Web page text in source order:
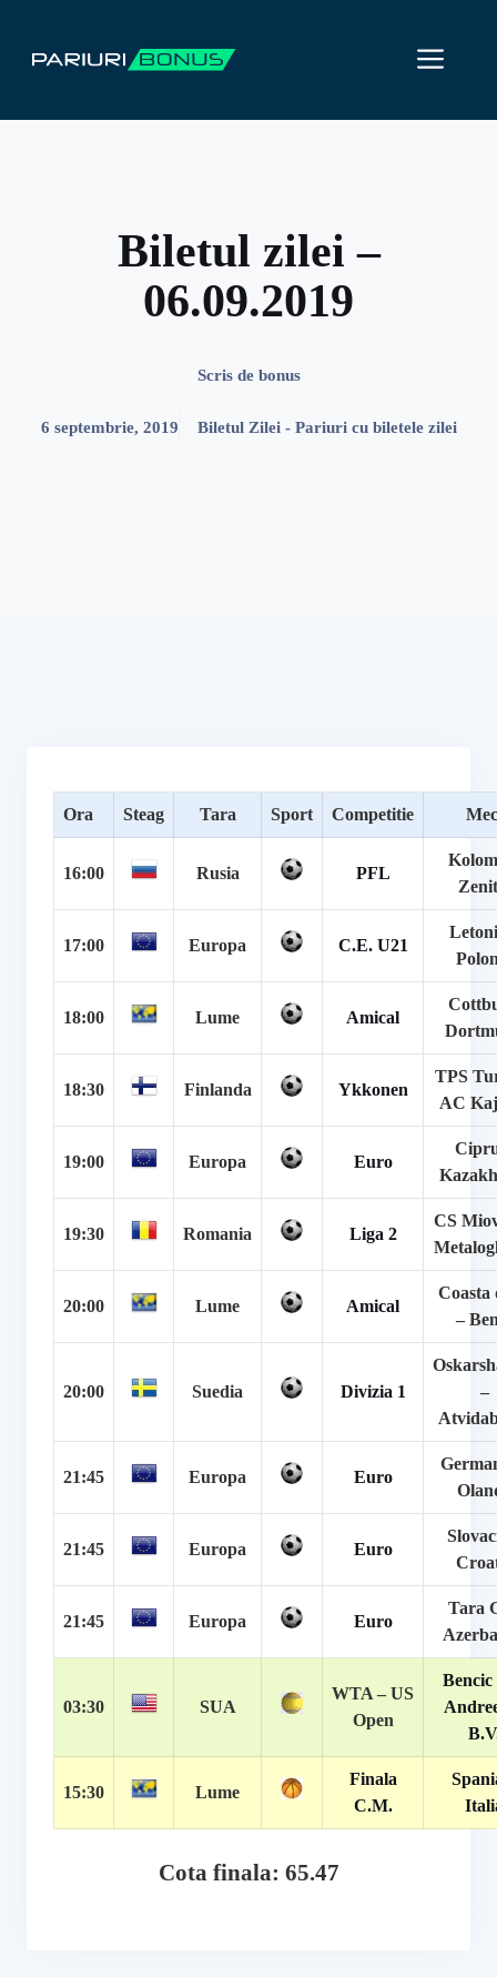
conținut
Biletul zilei –
06.09.2019
Scris de bonus
6 septembrie, 2019 Biletul Zilei - Pariuri cu biletele zilei
Ora Steag Tara Sport Competitie
16:00 Rusia PFL
17:00 Europa C.E. U21
18:00 Lume Amical
18:30 Finlanda Ykkonen
TPS
AC
19:00 Europa Euro
19:30 Romania Liga 2
CS
20:00 Lume Amical
Coasta
–
20:00 Suedia Divizia 1
–
21:45 Europa Euro
21:45 Europa Euro
21:45 Europa Euro
Tara
03:30 SUA
WTA – US
Open
Bencic
15:30 Lume
Finala
C.M.
Cota finala: 65.47